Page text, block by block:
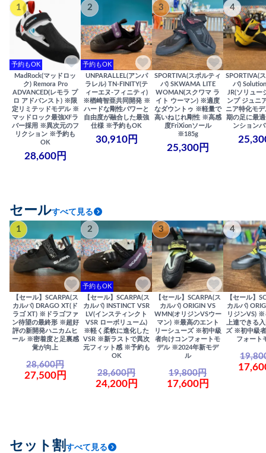
1
予約もOK
MadRock(マッドロッ
ク) Remora Pro
ADVANCED(レモラ プ
ロ アドバンスト) ※限
定リミテッドモデル ※
マッドロック最強XFラ
バー採用 ※異次元のフ
リクション ※予約も
OK
28,600円
2
予約もOK
UNPARALLEL(アンパ
ラレル) TN-FINITY(テ
ィーエヌ-フィニティ)
※楢崎智亜共同開発 ※
ハードな剛性パワーと
自由度が融合した最強
仕様 ※予約もOK
30,910円
3
SPORTIVA(スポルティ
バ) SKWAMA LITE
WOMAN(スクワマ ラ
イト ウーマン) ※適度
なダウントゥ ※軽量で
高いねじれ剛性 ※高感
度FriXionソール
※185g
25,300円
4
SPORTIVA(
バ)
JR(ソリュー
ンプ ジュニ
ニア特化モ
期の足に最
ンション
セールすべて見る
1
【セール】SCARPA(ス
カルパ) DRAGO XT(ド
ラゴ XT) ※ドラゴファ
ン待望の最終形 ※超好
評の新開発ハニカムヒ
ール ※密着度と足裏感
覚が向上
28,600円
27,500円
2
予約もOK
【セール】SCARPA(ス
カルパ) INSTINCT VSR
LV(インスティンクト
VSR ローボリューム)
※軽く柔軟に進化した
VSR ※新ラストで異次
元フィット感 ※予約も
OK
28,600円
24,200円
3
【セール】SCARPA(ス
カルパ) ORIGIN VS
WMN(オリジンVSウー
マン) ※最高のエント
リーシューズ ※初中級
者向けコンフォートモ
デル ※2024年新モデ
ル
19,800円
17,600円
4
【セール】
カルパ)
リジンVS) ※
上達できる
ズ ※初中級
フォート
セット割 すべて見る